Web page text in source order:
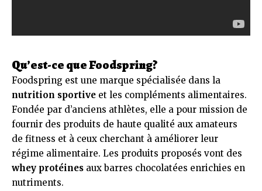
Qu’est-ce que Foodspring?
Foodspring est une marque spécialisée dans la
nutrition sportive et les compléments alimentaires.
Fondée par d’anciens athlètes, elle a pour mission de
fournir des produits de haute qualité aux amateurs
de fitness et à ceux cherchant à améliorer leur
régime alimentaire. Les produits proposés vont des
whey protéines aux barres chocolatées enrichies en
nutriments.